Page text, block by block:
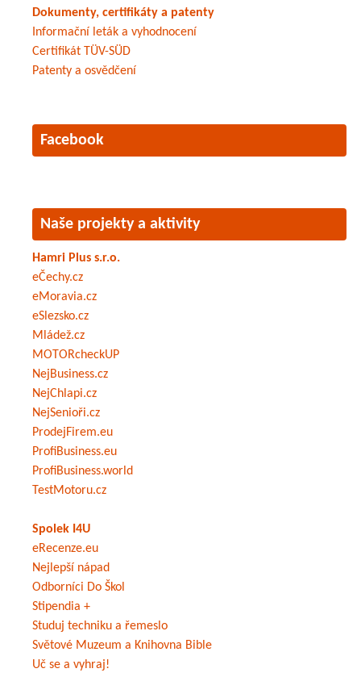
Dokumenty, certifikáty a patenty
Informační leták a vyhodnocení
Certifikát TÜV-SÜD
Patenty a osvědčení
Facebook
Naše projekty a aktivity
Hamri Plus s.r.o.
eČechy.cz
eMoravia.cz
eSlezsko.cz
Mládež.cz
MOTORcheckUP
NejBusiness.cz
NejChlapi.cz
NejSenioři.cz
ProdejFirem.eu
ProfiBusiness.eu
ProfiBusiness.world
TestMotoru.cz
Spolek I4U
eRecenze.eu
Nejlepší nápad
Odborníci Do Škol
Stipendia +
Studuj techniku a řemeslo
Světové Muzeum a Knihovna Bible
Uč se a vyhraj!